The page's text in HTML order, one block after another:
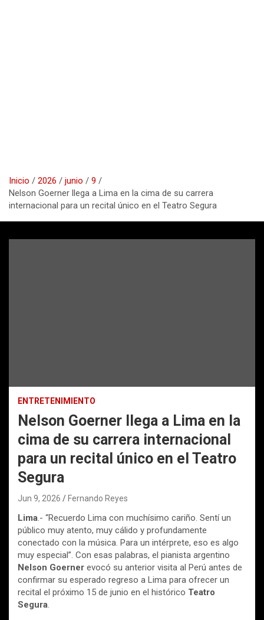
Inicio 2026 junio
9
Nelson Goerner llega a Lima en la cima de su carrera
internacional para un recital único en el Teatro Segura
ENTRETENIMIENTO
Nelson Goerner llega a Lima en la
cima de su carrera internacional
para un recital único en el Teatro
Segura
Jun 9, 2026 Fernando Reyes
Lima.- “Recuerdo Lima con muchísimo cariño. Sentí un
público muy atento, muy cálido y profundamente
conectado con la música. Para un intérprete, eso es algo
muy especial”. Con esas palabras, el pianista argentino
Nelson Goerner evocó su anterior visita al Perú antes de
confirmar su esperado regreso a Lima para ofrecer un
recital el próximo 15 de junio en el histórico Teatro
Segura.